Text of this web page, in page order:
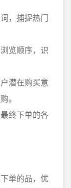
，捕捉热门
览顺序，识
潜在购买意
。
终下单的各
单的品，优